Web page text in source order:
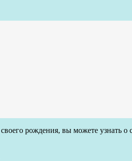
рождения, вы можете